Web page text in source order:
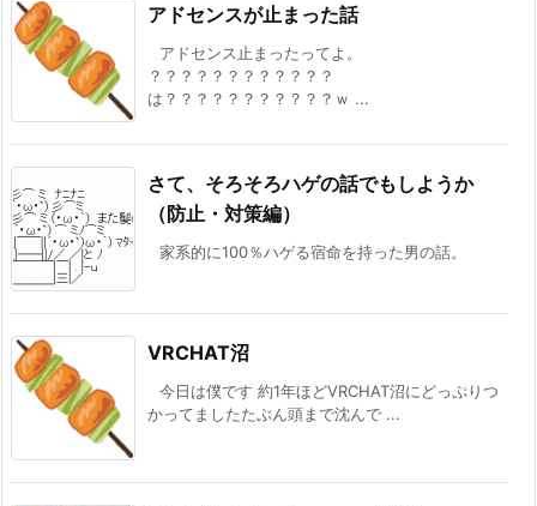
アドセンスが止まった話
アドセンス止まったってよ。
？？？？？？？？？？？？
は？？？？？？？？？？？ｗ ...
さて、そろそろハゲの話でもしようか
（防止・対策編）
家系的に100％ハゲる宿命を持った男の話。
VRCHAT沼
今日は僕です 約1年ほどVRCHAT沼にどっぷりつ
かってましたたぶん頭まで沈んで ...